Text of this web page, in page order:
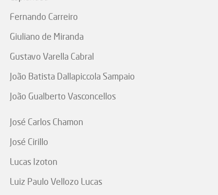
Fernando Carreiro
Giuliano de Miranda
Gustavo Varella Cabral
João Batista Dallapiccola Sampaio
João Gualberto Vasconcellos
José Carlos Chamon
José Cirillo
Lucas Izoton
Luiz Paulo Vellozo Lucas